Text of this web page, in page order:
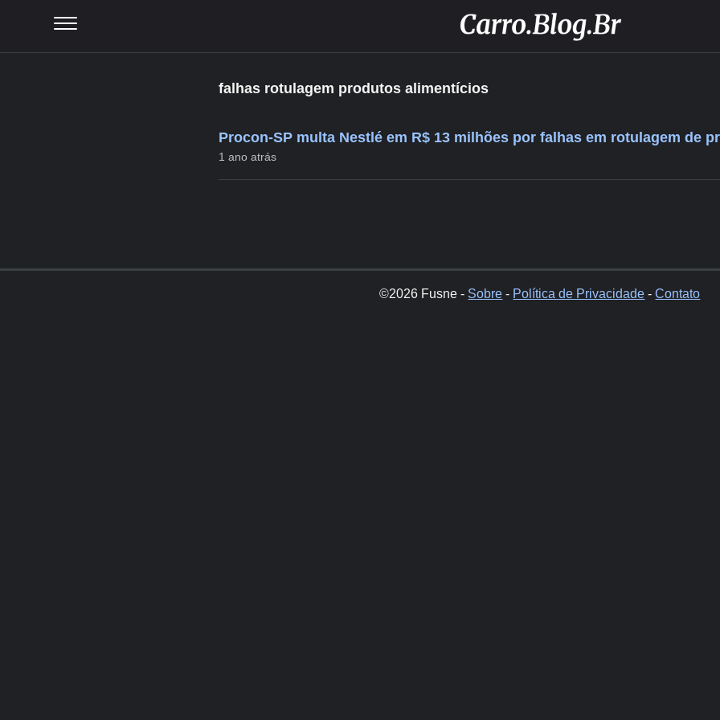
falhas rotulagem produtos alimentícios
Procon-SP multa Nestlé em R$ 13 milhões por falhas em rotulagem de
1 ano atrás
©2026 Fusne - Sobre - Política de Privacidade -Contato